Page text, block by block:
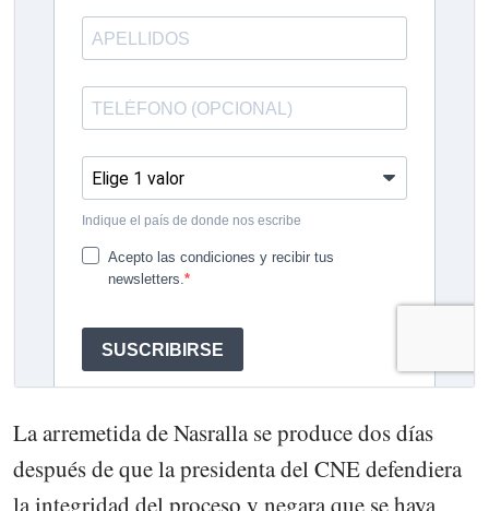
La arremetida de Nasralla se produce dos días
después de que la presidenta del CNE defendiera
la integridad del proceso y negara que se haya